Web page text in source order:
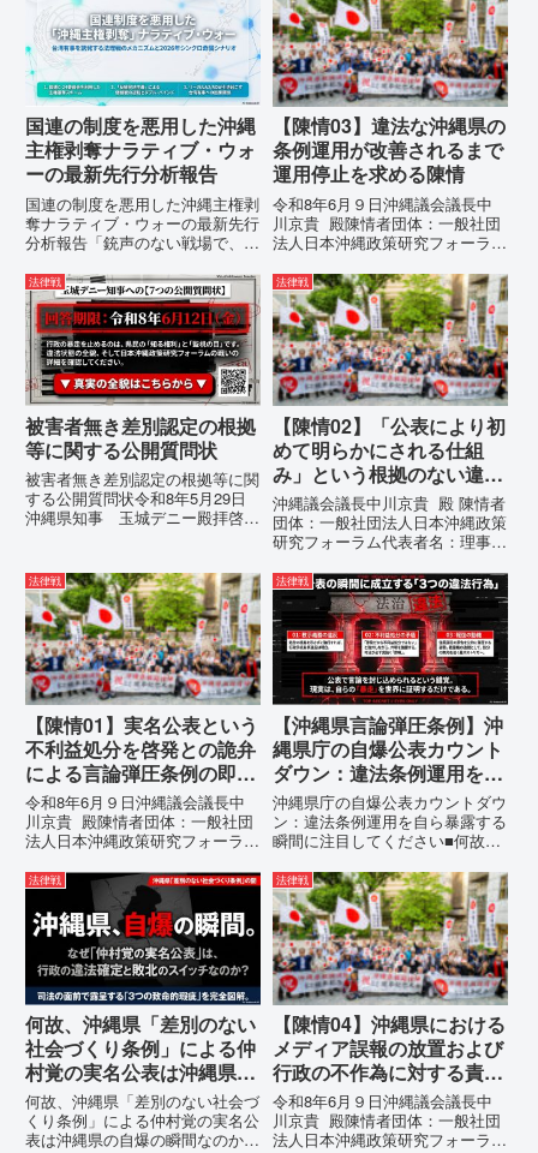
国連の制度を悪用した沖縄
主権剥奪ナラティブ・ウォ
ーの最新先行分析報告
国連の制度を悪用した沖縄主権剥
奪ナラティブ・ウォーの最新先行
分析報告「銃声のない戦場で、日
いる。」現代の戦争は、ミサイル
が飛来する以前に始まっていま
す。国連という国際的な舞台で、
巧妙な「言説（ナラティブ）」が
張...
【陳情03】違法な沖縄県の
条例運用が改善されるまで
運用停止を求める陳情
令和8年6月９日沖縄議会議長中
川京貴 殿陳情者団体：一般社団
法人日本沖縄政策研究フォーラム
所：沖縄県那覇市電 話：080-違
法な沖縄県の条例運用が改善され
るまで運用停止を求める陳情陳情
の趣旨沖縄県は、「沖縄県...
法律戦
被害者無き差別認定の根拠
等に関する公開質問状
被害者無き差別認定の根拠等に関
する公開質問状令和8年5月29日
沖縄県知事 玉城デニー殿拝啓貴
ます。私は、適正な意見陳述（弁
明）を行うにあたり、沖縄県行政
手続条例第28条で定められた...
法律戦
【陳情02】「公表により初
めて明らかにされる仕組
み」という根拠のない違法
運用の指摘と条例運用の停
止を求める陳情書
沖縄議会議長中川京貴 殿 陳情者
団体：一般社団法人日本沖縄政策
研究フォーラム代表者名：理事
市電 話：080- 「公表により初
めて明らかにされる仕組み」とい
う根拠のない違法運用の指摘と条
例運用の停止を求める陳情...
法律戦
【陳情01】実名公表という
不利益処分を啓発との詭弁
による言論弾圧条例の即時
運用停止を求める陳情
令和8年6月９日沖縄議会議長中
川京貴 殿陳情者団体：一般社団
法人日本沖縄政策研究フォーラム
所：沖縄県那覇市電 話：
080- 実名公表という不利益処分
を啓発との詭弁による言論弾圧条
例の即時運用停止を求める陳情
法律戦
【沖縄県言論弾圧条例】沖
縄県庁の自爆公表カウント
ダウン：違法条例運用を自
ら暴露する瞬間に注目して
ください
沖縄県庁の自爆公表カウントダウ
ン：違法条例運用を自ら暴露する
瞬間に注目してください■何故、
テルを貼りたい本当の理由「なぜ
沖縄県庁は、法を無視してまで私
を封じ込めようとするのか。」そ
の理由は明確です。県政が統治
の...
法律戦
何故、沖縄県「差別のない
社会づくり条例」による仲
村覚の実名公表は沖縄県の
自爆の瞬間なのか？その3
つの理由。
何故、沖縄県「差別のない社会づ
くり条例」による仲村覚の実名公
表は沖縄県の自爆の瞬間なのか？
法律戦
【陳情04】沖縄県における
メディア誤報の放置および
行政の不作為に対する責任
追及と再発防止策を求める
陳情
令和8年6月９日沖縄議会議長中
川京貴 殿陳情者団体：一般社団
法人日本沖縄政策研究フォーラム